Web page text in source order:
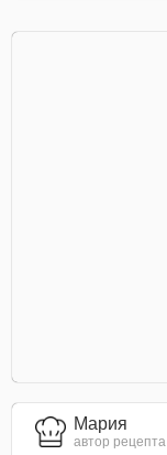
Мария
автор рецепта